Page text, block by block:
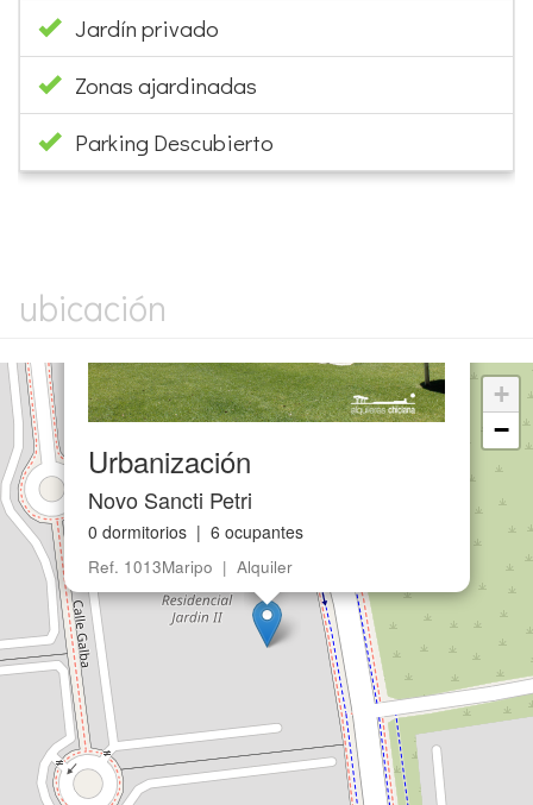
Jardín privado
Zonas ajardinadas
Parking Descubierto
ubicación
Urbanización
Novo Sancti Petri
0 dormitorios | 6 ocupantes
Ref. 1013Maripo | Alquiler
+
−